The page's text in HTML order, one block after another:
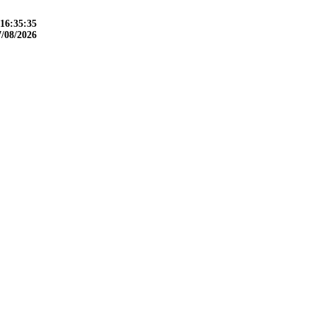
16:35:36
08/2026